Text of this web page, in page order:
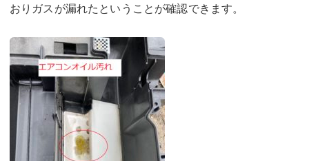
おりガスが漏れたということが確認できます。